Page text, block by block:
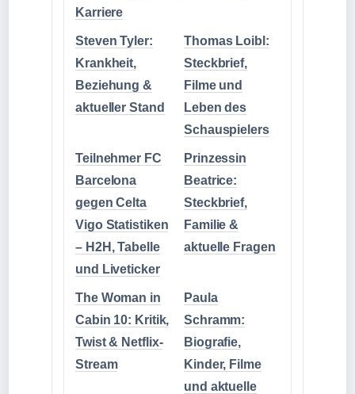
Karriere
Steven Tyler:
Krankheit,
Beziehung &
aktueller Stand
Thomas Loibl:
Steckbrief,
Filme und
Leben des
Schauspielers
Teilnehmer FC
Barcelona
gegen Celta
Vigo Statistiken
– H2H, Tabelle
und Liveticker
Prinzessin
Beatrice:
Steckbrief,
Familie &
aktuelle Fragen
The Woman in
Cabin 10: Kritik,
Twist & Netflix-
Stream
Paula
Schramm:
Biografie,
Kinder, Filme
und aktuelle